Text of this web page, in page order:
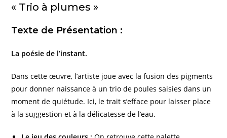
« Trio à plumes »
Texte de Présentation :
La poésie de l’instant.
Dans cette œuvre, l’artiste joue avec la fusion des pigments
pour donner naissance à un trio de poules saisies dans un
moment de quiétude. Ici, le trait s’efface pour laisser place
à la suggestion et à la délicatesse de l’eau.